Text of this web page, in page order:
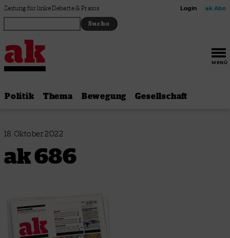
Zum Inhalt springen
Zeitung für linke Debatte & Praxis Login ak Abo
MENÜ
Politik Thema Bewegung Gesellschaft
18. Oktober 2022
ak 686